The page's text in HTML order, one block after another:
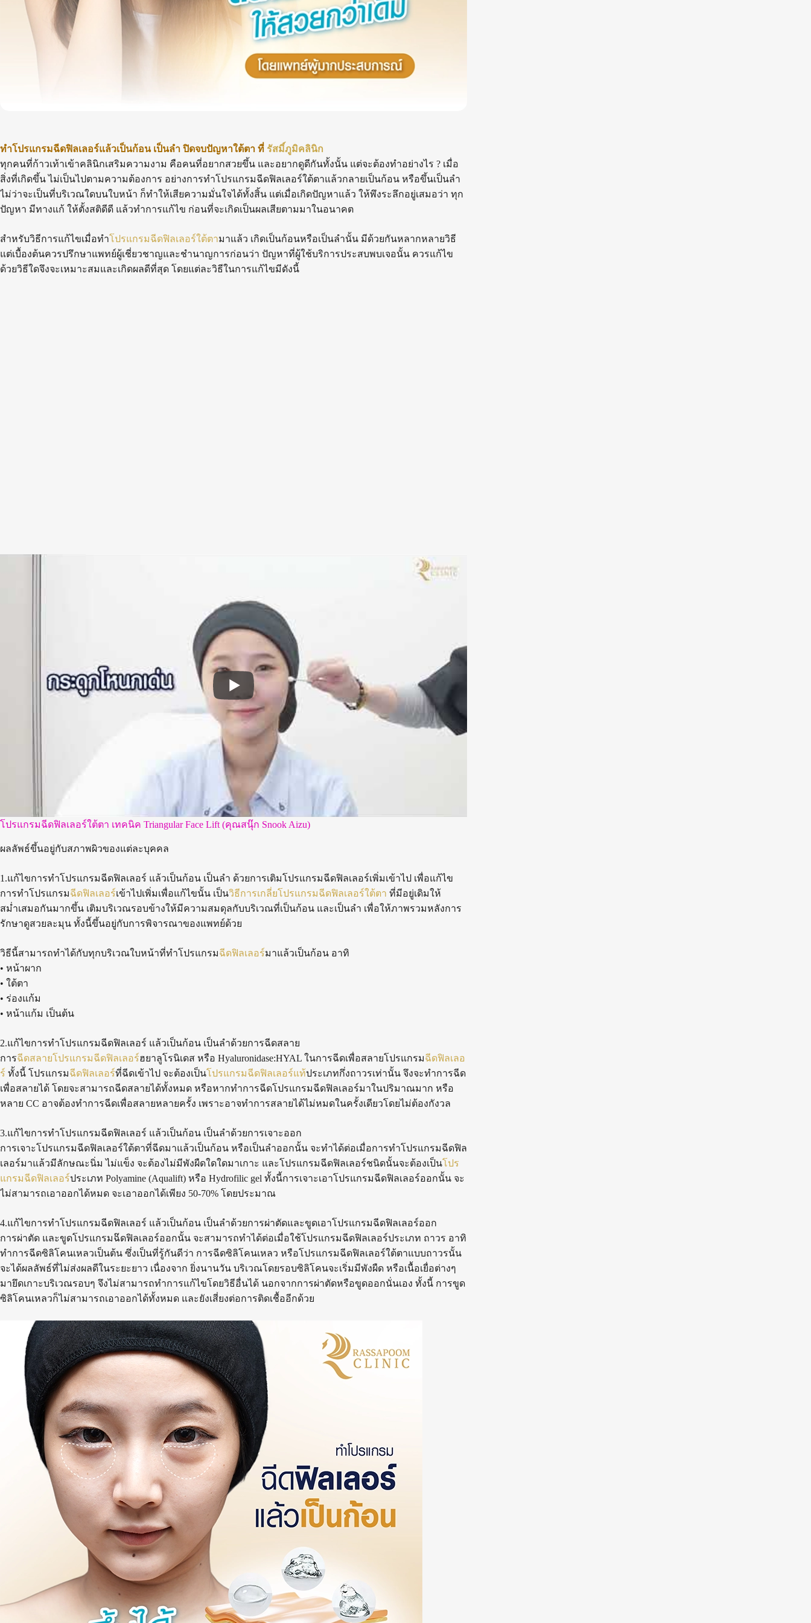
ทำโปรแกรมฉีดฟิลเลอร์แล้วเป็นก้อน เป็นลำ ปิดจบปัญหาใต้ตา ที่ รัสมิ์ภูมิคลินิก
ทุกคนที่ก้าวเท้าเข้าคลินิกเสริมความงาม คือคนที่อยากสวยขึ้น และอยากดูดีกันทั้งนั้น แต่จะต้องทำอย่างไร ? เมื่อ
สิ่งที่เกิดขึ้น ไม่เป็นไปตามความต้องการ อย่างการทำโปรแกรมฉีดฟิลเลอร์ใต้ตาแล้วกลายเป็นก้อน หรือขึ้นเป็นลำ
ไม่ว่าจะเป็นที่บริเวณใดบนใบหน้า ก็ทำให้เสียความมั่นใจได้ทั้งสิ้น แต่เมื่อเกิดปัญหาแล้ว ให้พึงระลึกอยู่เสมอว่า ทุก
ปัญหา มีทางแก้ ให้ตั้งสติดีดี แล้วทำการแก้ไข ก่อนที่จะเกิดเป็นผลเสียตามมาในอนาคต
สำหรับวิธีการแก้ไขเมื่อทำโปรแกรมฉีดฟิลเลอร์ใต้ตามาแล้ว เกิดเป็นก้อนหรือเป็นลำนั้น มีด้วยกันหลากหลายวิธี
แต่เบื้องต้นควรปรึกษาแพทย์ผู้เชี่ยวชาญและชำนาญการก่อนว่า ปัญหาที่ผู้ใช้บริการประสบพบเจอนั้น ควรแก้ไข
ด้วยวิธีใดจึงจะเหมาะสมและเกิดผลดีที่สุด โดยแต่ละวิธีในการแก้ไขมีดังนี้
โปรแกรมฉีดฟิลเลอร์ใต้ตา เทคนิค Triangular Face Lift (คุณสนุ๊ก Snook Aizu)
ผลลัพธ์ขึ้นอยู่กับสภาพผิวของแต่ละบุคคล
1.แก้ไขการทำโปรแกรมฉีดฟิลเลอร์ แล้วเป็นก้อน เป็นลำ ด้วยการเติมโปรแกรมฉีดฟิลเลอร์เพิ่มเข้าไป เพื่อแก้ไข
การทำโปรแกรมฉีดฟิลเลอร์เข้าไปเพิ่มเพื่อแก้ไขนั้น เป็นวิธีการเกลี่ยโปรแกรมฉีดฟิลเลอร์ใต้ตา ที่มีอยู่เดิมให้
สม่ำเสมอกันมากขึ้น เติมบริเวณรอบข้างให้มีความสมดุลกับบริเวณที่เป็นก้อน และเป็นลำ เพื่อให้ภาพรวมหลังการ
รักษาดูสวยละมุน ทั้งนี้ขึ้นอยู่กับการพิจารณาของแพทย์ด้วย
วิธีนี้สามารถทำได้กับทุกบริเวณใบหน้าที่ทำโปรแกรมฉีดฟิลเลอร์มาแล้วเป็นก้อน อาทิ
• หน้าผาก
• ใต้ตา
• ร่องแก้ม
• หน้าแก้ม เป็นต้น
2.แก้ไขการทำโปรแกรมฉีดฟิลเลอร์ แล้วเป็นก้อน เป็นลำด้วยการฉีดสลาย
การฉีดสลายโปรแกรมฉีดฟิลเลอร์ฮยาลูโรนิเดส หรือ Hyaluronidase:HYAL ในการฉีดเพื่อสลายโปรแกรมฉีดฟิลเลอ
ร์ ทั้งนี้ โปรแกรมฉีดฟิลเลอร์ที่ฉีดเข้าไป จะต้องเป็นโปรแกรมฉีดฟิลเลอร์แท้ประเภทกึ่งถาวรเท่านั้น จึงจะทำการฉีด
เพื่อสลายได้ โดยจะสามารถฉีดสลายได้ทั้งหมด หรือหากทำการฉีดโปรแกรมฉีดฟิลเลอร์มาในปริมาณมาก หรือ
หลาย CC อาจต้องทำการฉีดเพื่อสลายหลายครั้ง เพราะอาจทำการสลายได้ไม่หมดในครั้งเดียวโดยไม่ต้องกังวล
3.แก้ไขการทำโปรแกรมฉีดฟิลเลอร์ แล้วเป็นก้อน เป็นลำด้วยการเจาะออก
การเจาะโปรแกรมฉีดฟิลเลอร์ใต้ตาที่ฉีดมาแล้วเป็นก้อน หรือเป็นลำออกนั้น จะทำได้ต่อเมื่อการทำโปรแกรมฉีดฟิล
เลอร์มาแล้วมีลักษณะนิ่ม ไม่แข็ง จะต้องไม่มีพังผืดใดใดมาเกาะ และโปรแกรมฉีดฟิลเลอร์ชนิดนั้นจะต้องเป็นโปร
แกรมฉีดฟิลเลอร์ประเภท Polyamine (Aqualift) หรือ Hydrofilic gel ทั้งนี้การเจาะเอาโปรแกรมฉีดฟิลเลอร์ออกนั้น จะ
ไม่สามารถเอาออกได้หมด จะเอาออกได้เพียง 50-70% โดยประมาณ
4.แก้ไขการทำโปรแกรมฉีดฟิลเลอร์ แล้วเป็นก้อน เป็นลำด้วยการผ่าตัดและขูดเอาโปรแกรมฉีดฟิลเลอร์ออก
การผ่าตัด และขูดโปรแกรมฉ๊ดฟิลเลอร์ออกนั้น จะสามารถทำได้ต่อเมื่อใช้โปรแกรมฉีดฟิลเลอร์ประเภท ถาวร อาทิ
ทำการฉีดซิลิโคนเหลวเป็นต้น ซึ่งเป็นที่รู้กันดีว่า การฉีดซิลิโคนเหลว หรือโปรแกรมฉีดฟิลเลอร์ใต้ตาแบบถาวรนั้น
จะได้ผลลัพธ์ที่ไม่ส่งผลดีในระยะยาว เนื่องจาก ยิ่งนานวัน บริเวณโดยรอบซิลิโคนจะเริ่มมีพังผืด หรือเนื้อเยื่อต่างๆ
มายึดเกาะบริเวณรอบๆ จึงไม่สามารถทำการแก้ไขโดยวิธีอื่นได้ นอกจากการผ่าตัดหรือขูดออกนั่นเอง ทั้งนี้ การขูด
ซิลิโคนเหลวก็ไม่สามารถเอาออกได้ทั้งหมด และยังเสี่ยงต่อการติดเชื้ออีกด้วย